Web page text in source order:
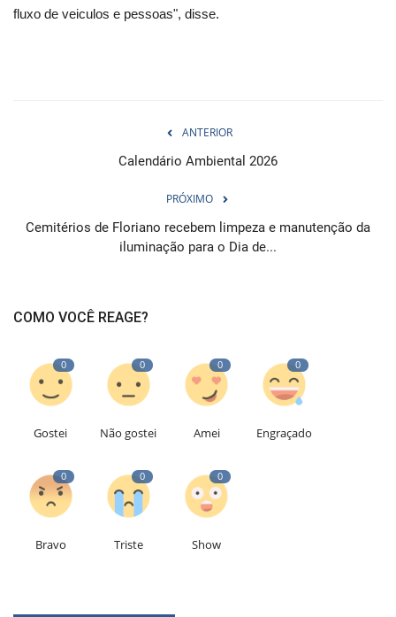
fluxo de veiculos e pessoas", disse.
ANTERIOR
Calendário Ambiental 2026
PRÓXIMO
Cemitérios de Floriano recebem limpeza e manutenção da
iluminação para o Dia de...
COMO VOCÊ REAGE?
0
Gostei
0
Não gostei
0
Amei
0
Engraçado
0
Bravo
0
Triste
0
Show